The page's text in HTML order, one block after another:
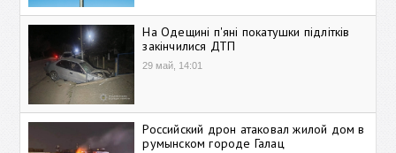
На Одещині п'яні покатушки підлітків
закінчилися ДТП
29 май, 14:01
Российский дрон атаковал жилой дом в
румынском городе Галац